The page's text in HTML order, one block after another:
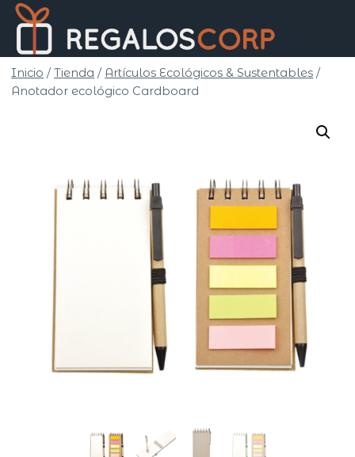
Saltar
contenido
Inicio / Tienda / Artículos Ecológicos & Sustentables /
Anotador ecológico Cardboard